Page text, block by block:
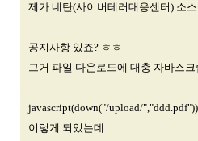
제가 네탄(사이버테러대응센터) 소
공지사항 있죠? ㅎㅎ
그거 파일 다운로드에 대충 자바스
javascript(down("/upload/
이렇게 되있는데